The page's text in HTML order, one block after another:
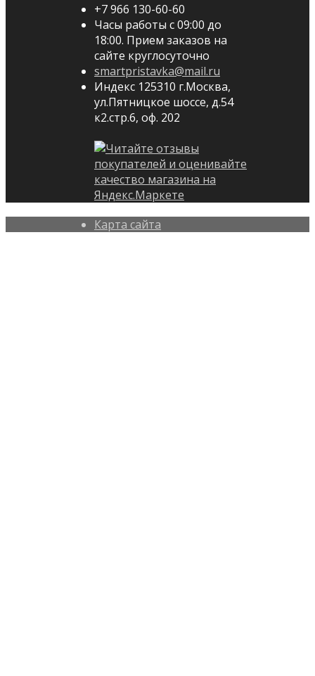
+7 966 130-60-60
Часы работы с 09:00 до
18:00. Прием заказов на
сайте круглосуточно
smartpristavka@mail.ru
Индекс 125310 г.Москва,
ул.Пятницкое шоссе, д.54
к2.стр.6, оф. 202
Карта сайта